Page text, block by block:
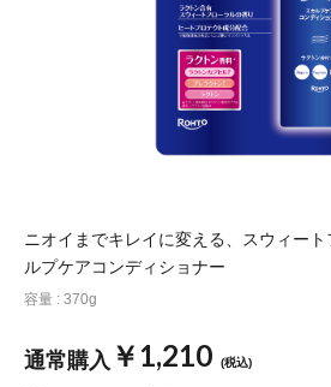
ログイン / 新規会員
∟ 美容サプリメント
おトクなロート定期便
読みもの
ニオイまでキレイに変える、スウィー
ルプケアコンディショナー
容量 : 370g
通常購入 ￥1,210 (税込)